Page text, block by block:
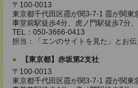
〒100-0013
東京都千代田区霞が関3-7-1 霞が関
事堂前駅徒歩4分、虎ノ門駅徒歩7分
TEL：050-3666-0413
担当：「エンのサイトを見た」とお
【東京都】赤坂第2支社
〒100-0013
東京都千代田区霞が関3-7-1 霞が関